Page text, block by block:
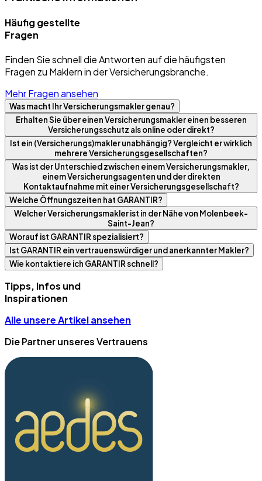
Häufig gestellte
Fragen
Finden Sie schnell die Antworten auf die häufigsten
Fragen zu Maklern in der Versicherungsbranche.
Mehr Fragen ansehen
Was macht Ihr Versicherungsmakler genau?
Erhalten Sie über einen Versicherungsmakler einen besseren
Versicherungsschutz als online oder direkt?
Ist ein (Versicherungs)makler unabhängig? Vergleicht er wirklich
mehrere Versicherungsgesellschaften?
Was ist der Unterschied zwischen einem Versicherungsmakler,
einem Versicherungsagenten und der direkten
Kontaktaufnahme mit einer Versicherungsgesellschaft?
Welche Öffnungszeiten hat GARANTIR?
Welcher Versicherungsmakler ist in der Nähe von Molenbeek-
Saint-Jean?
Worauf ist GARANTIR spezialisiert?
Ist GARANTIR ein vertrauenswürdiger und anerkannter Makler?
Wie kontaktiere ich GARANTIR schnell?
Tipps, Infos und
Inspirationen
Alle unsere Artikel ansehen
Die Partner unseres Vertrauens